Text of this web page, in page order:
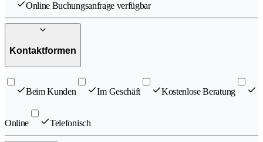
Online Buchungsanfrage verfügbar
Kontaktformen
Beim Kunden Im Geschäft Kostenlose Beratung
Online Telefonisch